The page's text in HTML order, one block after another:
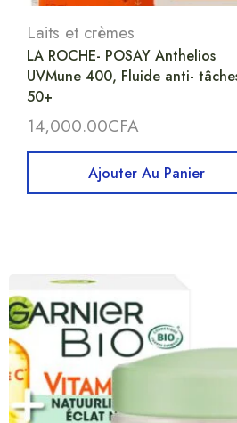
Laits et crèmes
LA ROCHE- POSAY Anthelios
UVMune 400, Fluide anti-
50+
14,000.00CFA
Ajouter Au Panier